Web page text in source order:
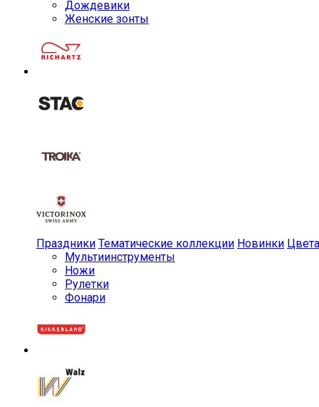
Дождевики
Женские зонты
Праздники Тематические коллекции Новинки Цвета
Мульти­инструменты
Ножи
Рулетки
Фонари